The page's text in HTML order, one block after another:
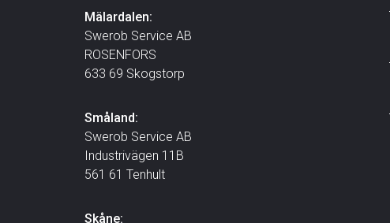
Mälardalen:
Swerob Service AB
ROSENFORS
633 69 Skogstorp
Småland:
Swerob Service AB
Industrivägen 11B
561 61 Tenhult
Skåne: